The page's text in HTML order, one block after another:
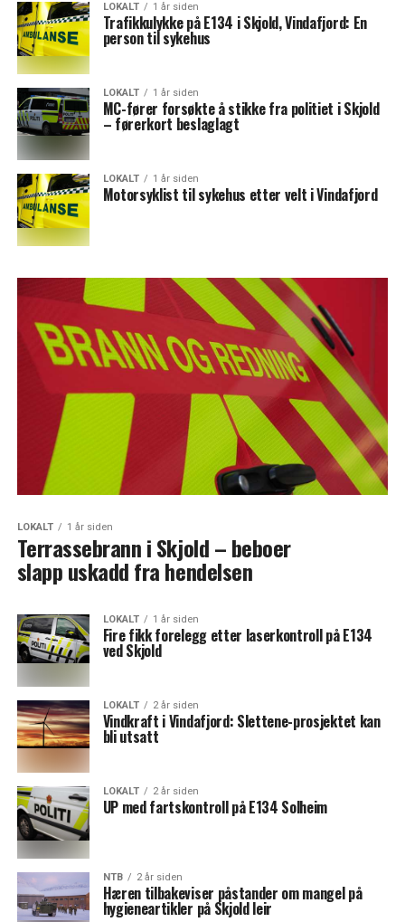
LOKALT 1 år siden
Trafikkulykke på E134 i Skjold, Vindafjord: En
person til sykehus
LOKALT 1 år siden
MC-fører forsøkte å stikke fra politiet i Skjold
– førerkort beslaglagt
LOKALT 1 år siden
Motorsyklist til sykehus etter velt i Vindafjord
LOKALT 1 år siden
Terrassebrann i Skjold – beboer
slapp uskadd fra hendelsen
LOKALT 1 år siden
Fire fikk forelegg etter laserkontroll på E134
ved Skjold
LOKALT 2 år siden
Vindkraft i Vindafjord: Slettene-prosjektet kan
bli utsatt
LOKALT 2 år siden
UP med fartskontroll på E134 Solheim
NTB 2 år siden
Hæren tilbakeviser påstander om mangel på
hygieneartikler på Skjold leir